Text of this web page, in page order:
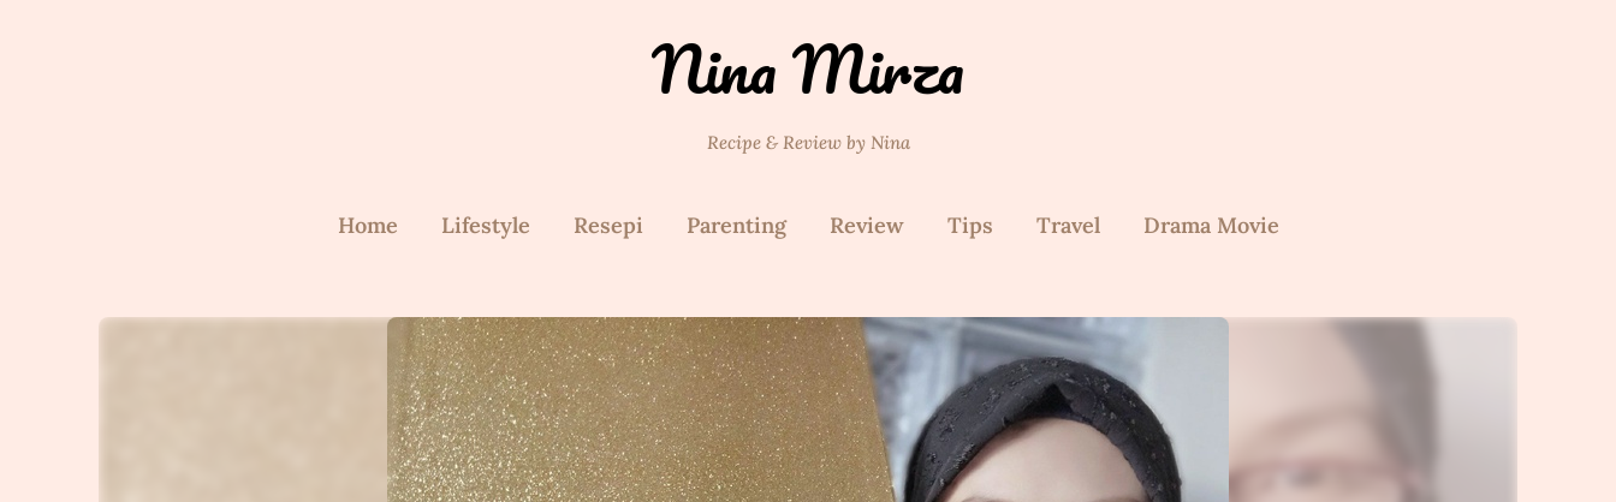
Nina Mirza
Recipe & Review by Nina
Home Lifestyle Resepi Parenting Review Tips Travel Drama Movie